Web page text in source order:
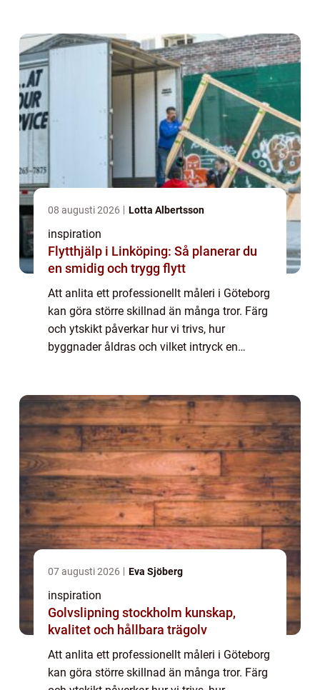
08 augusti 2026 Lotta Albertsson
inspiration
Flytthjälp i Linköping: Så planerar du
en smidig och trygg flytt
Att anlita ett professionellt måleri i Göteborg
kan göra större skillnad än många tror. Färg
och ytskikt påverkar hur vi trivs, hur
byggnader åldras och vilket intryck en
07 augusti 2026 Eva Sjöberg
inspiration
Golvslipning stockholm kunskap,
kvalitet och hållbara trägolv
Att anlita ett professionellt måleri i Göteborg
kan göra större skillnad än många tror. Färg